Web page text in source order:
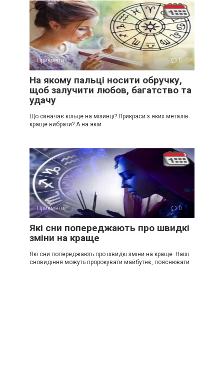
Прикмети 0
На якому пальці носити обручку,
щоб залучити любов, багатство та
удачу
Що означає кільце на мізинці? Прикраси з яких металів
краще вибрати? А на якій
Прикмети 0
Які сни попереджають про швидкі
зміни на краще
Які сни попереджають про швидкі зміни на краще. Наші
сновидіння можуть пророкувати майбутнє, пояснювати